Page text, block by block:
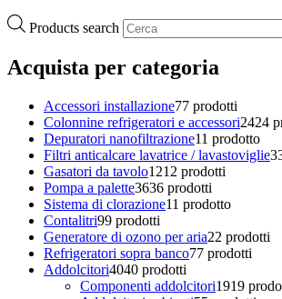
Products search
Acquista per categoria
Accessori installazione77 prodotti
Colonnine refrigeratori e accessori2424
Depuratori nanofiltrazione11 prodotto
Filtri anticalcare lavatrice / lavastoviglie3
Gasatori da tavolo1212 prodotti
Pompa a palette3636 prodotti
Sistema di clorazione11 prodotto
Contalitri99 prodotti
Generatore di ozono per aria22 prodotti
Refrigeratori sopra banco77 prodotti
Addolcitori4040 prodotti
Componenti addolcitori1919